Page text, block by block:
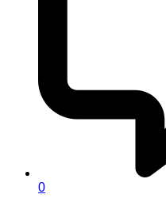
0